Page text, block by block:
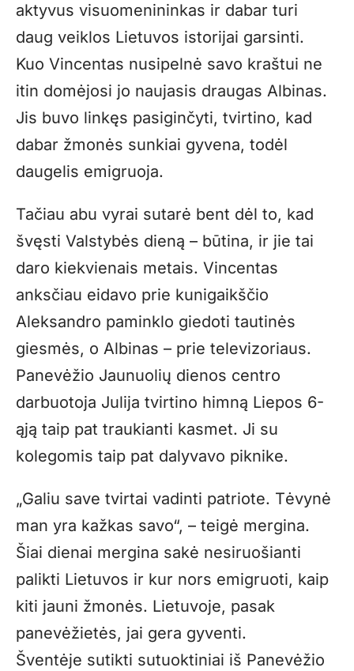
aktyvus visuomenininkas ir dabar turi
daug veiklos Lietuvos istorijai garsinti.
Kuo Vincentas nusipelnė savo kraštui ne
itin domėjosi jo naujasis draugas Albinas.
Jis buvo linkęs pasiginčyti, tvirtino, kad
dabar žmonės sunkiai gyvena, todėl
daugelis emigruoja.
Tačiau abu vyrai sutarė bent dėl to, kad
švęsti Valstybės dieną – būtina, ir jie tai
daro kiekvienais metais. Vincentas
anksčiau eidavo prie kunigaikščio
Aleksandro paminklo giedoti tautinės
giesmės, o Albinas – prie televizoriaus.
Panevėžio Jaunuolių dienos centro
darbuotoja Julija tvirtino himną Liepos 6-
ąją taip pat traukianti kasmet. Ji su
kolegomis taip pat dalyvavo piknike.
„Galiu save tvirtai vadinti patriote. Tėvynė
man yra kažkas savo“, – teigė mergina.
Šiai dienai mergina sakė nesiruošianti
palikti Lietuvos ir kur nors emigruoti, kaip
kiti jauni žmonės. Lietuvoje, pasak
panevėžietės, jai gera gyventi.
Šventėje sutikti sutuoktiniai iš Panevėžio